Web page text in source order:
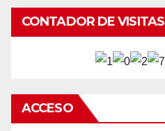
CONTADOR DE VISITAS
ACCESO